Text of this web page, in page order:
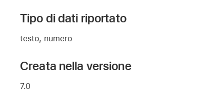
Tipo di dati riportato
testo, numero
Creata nella versione
7.0